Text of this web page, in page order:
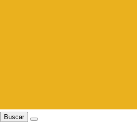
Buscar